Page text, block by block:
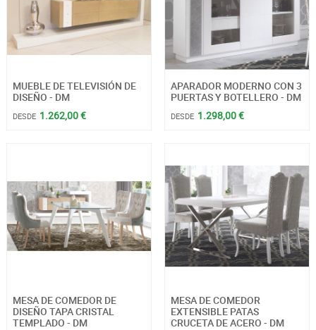
MUEBLE DE TELEVISIÓN DE
DISEÑO - DM
DESDE 1.262,00 €
APARADOR MODERNO CON 3
PUERTAS Y BOTELLERO - DM
DESDE 1.298,00 €
MESA DE COMEDOR DE
DISEÑO TAPA CRISTAL
TEMPLADO - DM
MESA DE COMEDOR
EXTENSIBLE PATAS
CRUCETA DE ACERO - DM